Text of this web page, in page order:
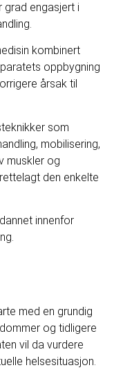
grad engasjert i
kombinert
oppbygning
årsak til
som
mobilisering,
muskler og
den enkelte
innenfor
med en grundig
og tidligere
vil da vurdere
helsesituasjon.